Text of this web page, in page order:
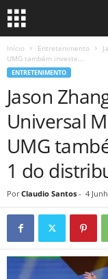
Início Entretenimento
UMG também investe...
ENTRETENIMENTO
Jason
Universal
UMG
1 do
Por Claudio Santos - 4